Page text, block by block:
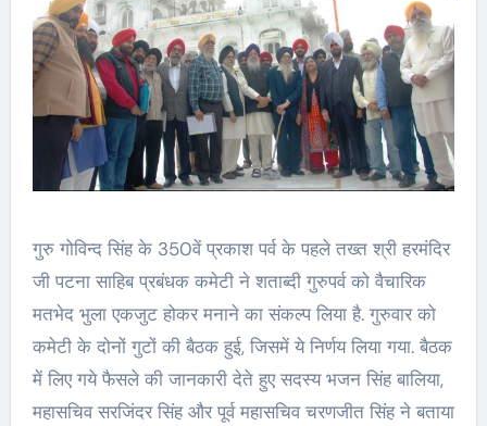
गुरु गोविन्द सिंह के 350वें प्रकाश पर्व के पहले तख्त श्री हरमंदिर
जी पटना साहिब प्रबंधक कमेटी ने शताब्दी गुरुपर्व को वैचारिक
मतभेद भुला एकजुट होकर मनाने का संकल्प लिया है. गुरुवार को
कमेटी के दोनों गुटों की बैठक हुई, जिसमें ये निर्णय लिया गया. बैठक
में लिए गये फैसले की जानकारी देते हुए सदस्य भजन सिंह बालिया,
महासचिव सरजिंदर सिंह और पूर्व महासचिव चरणजीत सिंह ने बताया